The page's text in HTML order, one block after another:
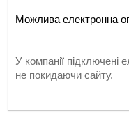
У компанії підключені
не покидаючи сайту.